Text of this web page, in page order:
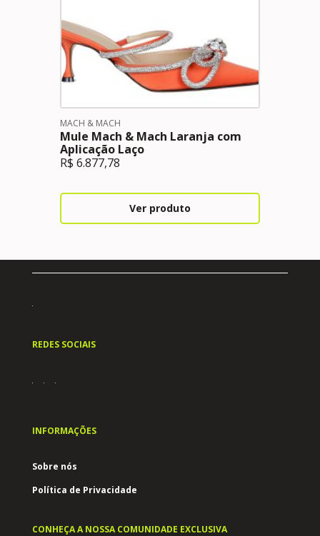
MACH & MACH
Mule Mach & Mach Laranja com
Aplicação Laço
R$ 6.877,78
Ver produto
INFORMAÇÕES
Política de Privacidade